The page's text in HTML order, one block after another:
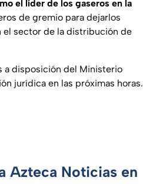
el líder de los gaseros en la
de gremio para dejarlos
el sector de la distribución de
a disposición del Ministerio
jurídica en las próximas horas.
Azteca Noticias en